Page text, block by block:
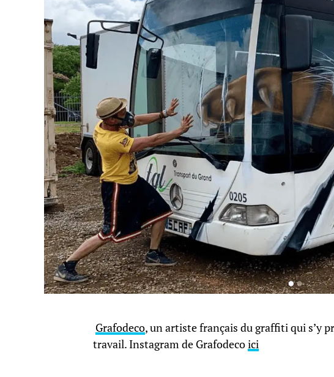
Grafodeco, un artiste français du graffiti qui s’y
travail. Instagram de Grafodecoici